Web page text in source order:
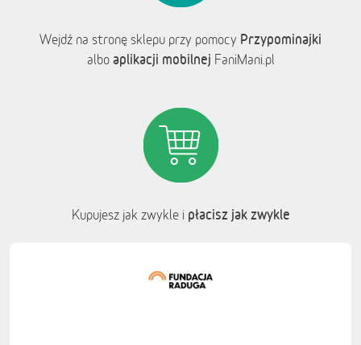
Wejdź na stronę sklepu przy pomocy Przypominajki
albo aplikacji mobilnej FaniMani.pl
Kupujesz jak zwykle i płacisz jak zwykle